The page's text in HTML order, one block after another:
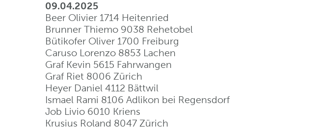
09.04.2025
Beer Olivier 1714 Heitenried
Brunner Thiemo 9038 Rehetobel
Bütikofer Oliver 1700 Freiburg
Caruso Lorenzo 8853 Lachen
Graf Kevin 5615 Fahrwangen
Graf Riet 8006 Zürich
Heyer Daniel 4112 Bättwil
Ismael Rami 8106 Adlikon bei Regensdorf
Job Livio 6010 Kriens
Krusius Roland 8047 Zürich